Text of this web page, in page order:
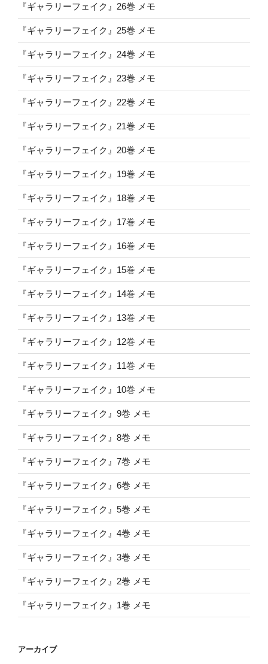
『ギャラリーフェイク』26巻 メモ
『ギャラリーフェイク』25巻 メモ
『ギャラリーフェイク』24巻 メモ
『ギャラリーフェイク』23巻 メモ
『ギャラリーフェイク』22巻 メモ
『ギャラリーフェイク』21巻 メモ
『ギャラリーフェイク』20巻 メモ
『ギャラリーフェイク』19巻 メモ
『ギャラリーフェイク』18巻 メモ
『ギャラリーフェイク』17巻 メモ
『ギャラリーフェイク』16巻 メモ
『ギャラリーフェイク』15巻 メモ
『ギャラリーフェイク』14巻 メモ
『ギャラリーフェイク』13巻 メモ
『ギャラリーフェイク』12巻 メモ
『ギャラリーフェイク』11巻 メモ
『ギャラリーフェイク』10巻 メモ
『ギャラリーフェイク』9巻 メモ
『ギャラリーフェイク』8巻 メモ
『ギャラリーフェイク』7巻 メモ
『ギャラリーフェイク』6巻 メモ
『ギャラリーフェイク』5巻 メモ
『ギャラリーフェイク』4巻 メモ
『ギャラリーフェイク』3巻 メモ
『ギャラリーフェイク』2巻 メモ
『ギャラリーフェイク』1巻 メモ
アーカイブ